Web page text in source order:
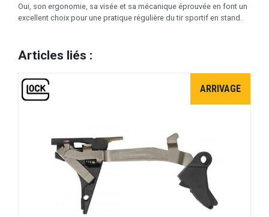
Oui, son ergonomie, sa visée et sa mécanique éprouvée en font un
excellent choix pour une pratique régulière du tir sportif en stand.
Articles liés :
ARRIVAGE